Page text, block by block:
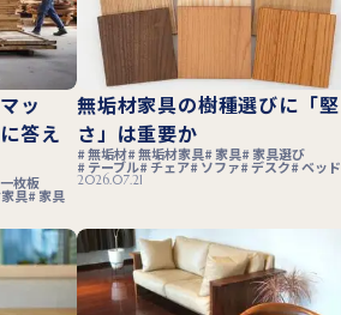
ッ
答え
一枚板
具 家具
無垢材家具の樹種選びに「堅
さ」は重要か
無垢材 無垢材家具 家具 家具選び
テーブル チェア ソファ デスク ベッド
2026.07.21